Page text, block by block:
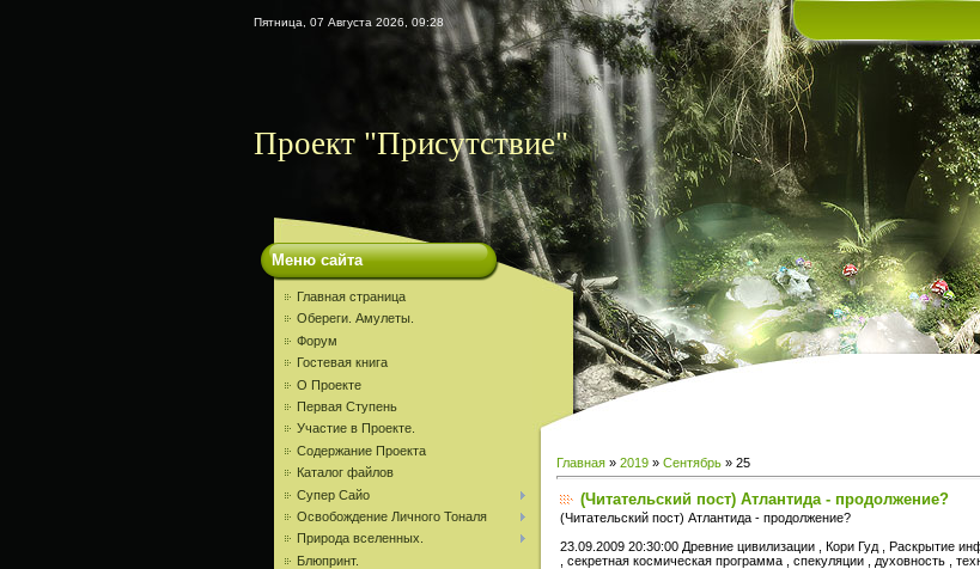
Пятница, 07 Августа 2026, 09:28
Проект "Присутствие"
Меню сайта
Главная страница
Обереги. Амулеты.
Форум
Гостевая книга
О Проекте
Первая Ступень
Участие в Проекте.
Содержание Проекта
Каталог файлов
Супер Сайо
Освобождение Личного Тоналя
Природа вселенных.
Блюпринт.
Главная » 2019 » Сентябрь » 25
(Читательский пост) Атлантида - продолжение?
(Читательский пост) Атлантида - продолжение?
23.09.2009 20:30:00 Древние цивилизации , Кори Гуд , Раскрытие
, секретная космическая программа , спекуляции , духовность ,